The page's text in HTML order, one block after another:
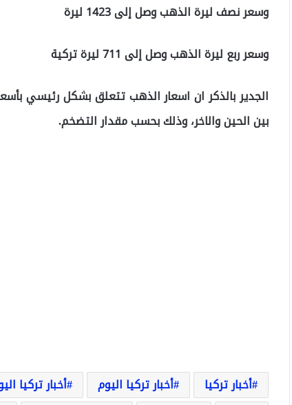
وسعر نصف ليرة الذهب وصل إلى 1423 ليرة
وسعر ربع ليرة الذهب وصل إلى 711 ليرة تركية
الجدير بالذكر ان اسعار الذهب تتعلق بشكل رئيسي
بين الحين والاخر، وذلك بحسب مقدار التضخم.
أخبار تركيا أخبار تركيا اليوم أخبار تركيا